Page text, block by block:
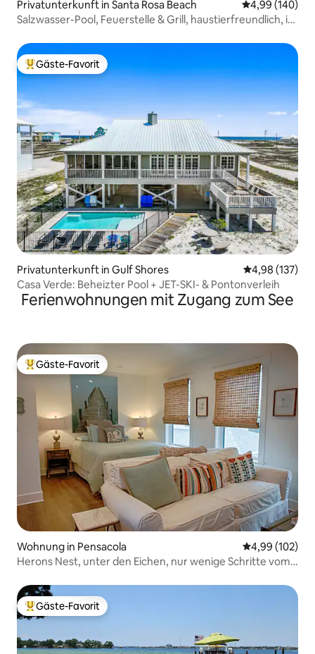
Privatunterkunft in Santa Rosa Beach
4,99 (140)
Salzwasser-Pool, Feuerstelle & Grill, haustierfreundlich, in
Beliebter Gäste-Favorit.
Gäste-Favorit
Privatunterkunft in Gulf Shores
4,98 (137)
Casa Verde: Beheizter Pool + JET-SKI- & Pontonverleih
Ferienwohnungen mit Zugang zum See
Beliebter Gäste-Favorit.
Gäste-Favorit
Wohnung in Pensacola
4,99 (102)
Herons Nest, unter den Eichen, nur wenige Schritte vom
Beliebter Gäste-Favorit.
Gäste-Favorit